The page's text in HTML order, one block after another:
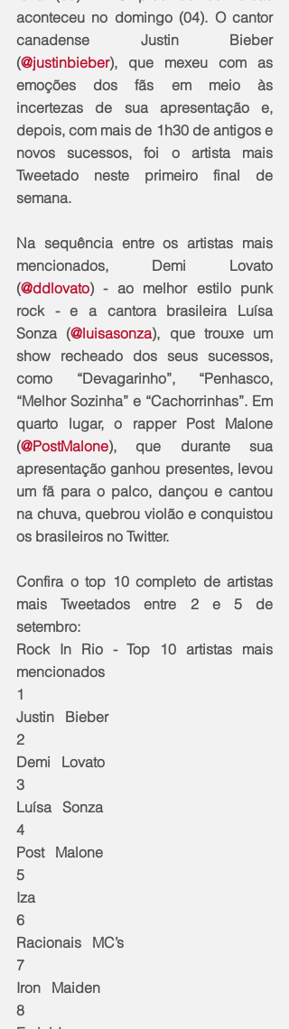
aconteceu no domingo (04). O cantor
canadense Justin Bieber
(@justinbieber), que mexeu com as
emoções dos fãs em meio às
incertezas de sua apresentação e,
depois, com mais de 1h30 de antigos e
novos sucessos, foi o artista mais
Tweetado neste primeiro final de
semana.
Na sequência entre os artistas mais
mencionados, Demi Lovato
(@ddlovato) - ao melhor estilo punk
rock - e a cantora brasileira Luísa
Sonza (@luisasonza), que trouxe um
show recheado dos seus sucessos,
como “Devagarinho”, “Penhasco,
“Melhor Sozinha” e “Cachorrinhas”. Em
quarto lugar, o rapper Post Malone
(@PostMalone), que durante sua
apresentação ganhou presentes, levou
um fã para o palco, dançou e cantou
na chuva, quebrou violão e conquistou
os brasileiros no Twitter.
Confira o top 10 completo de artistas
mais Tweetados entre 2 e 5 de
setembro:
Rock In Rio - Top 10 artistas mais
mencionados
1
Justin   Bieber
2
Demi   Lovato
3
Luísa   Sonza
4
Post   Malone
5
Iza
6
Racionais   MC’s
7
Iron   Maiden
8